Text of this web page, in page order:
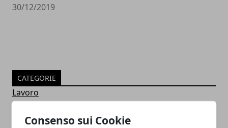
Consenso sui Cookie
30/12/2019
CATEGORIE
Lavoro
Istruzione
News